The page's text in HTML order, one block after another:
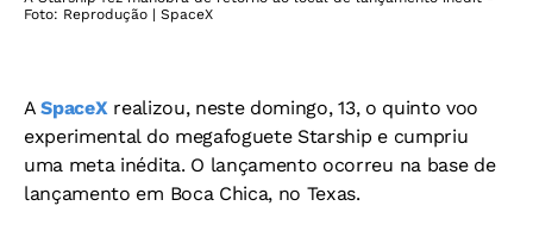
Foto: Reprodução | SpaceX
ASpaceX realizou, neste domingo, 13, o quinto voo
experimental do megafoguete Starship e cumpriu
uma meta inédita. O lançamento ocorreu na base de
lançamento em Boca Chica, no Texas.